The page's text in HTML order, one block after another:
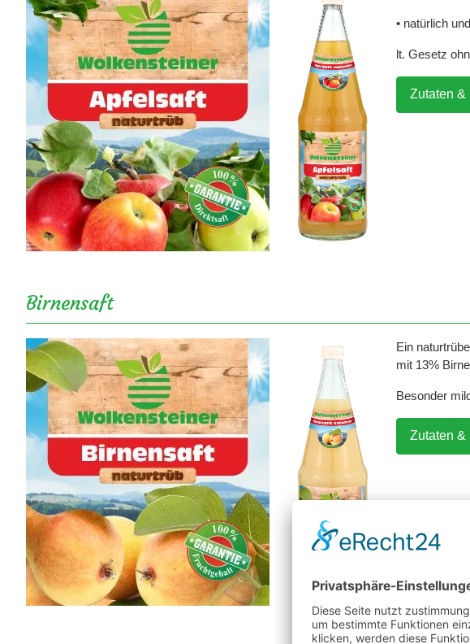
• natürlich
lt. Gesetz
Zutaten &
Birnensaft
Ein
mit 13%
Besonder
Zutaten &